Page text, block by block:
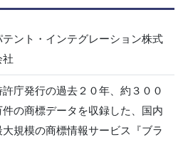
テント・インテグレーション株式
社
許庁発行の過去２０年、約３００
件の商標データを収録した、国内
大規模の商標情報サービス『ブラ